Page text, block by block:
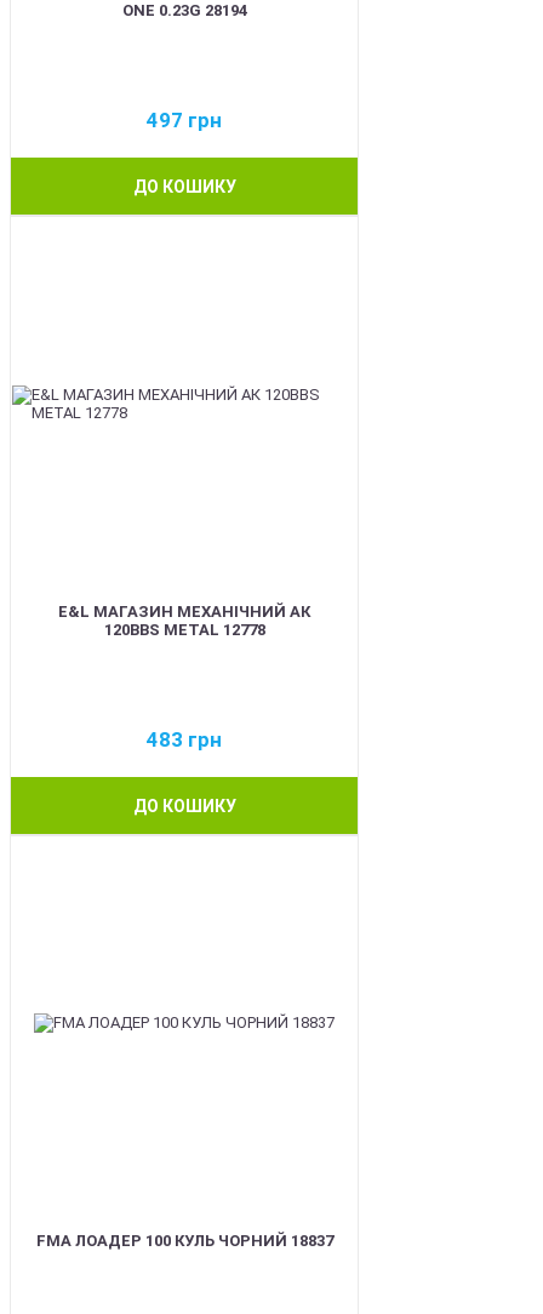
ONE 0.23G 28194
497 грн
ДО КОШИКУ
E&L МАГАЗИН МЕХАНІЧНИЙ АК
120BBS METAL 12778
483 грн
ДО КОШИКУ
FMA ЛОАДЕР 100 КУЛЬ ЧОРНИЙ 18837